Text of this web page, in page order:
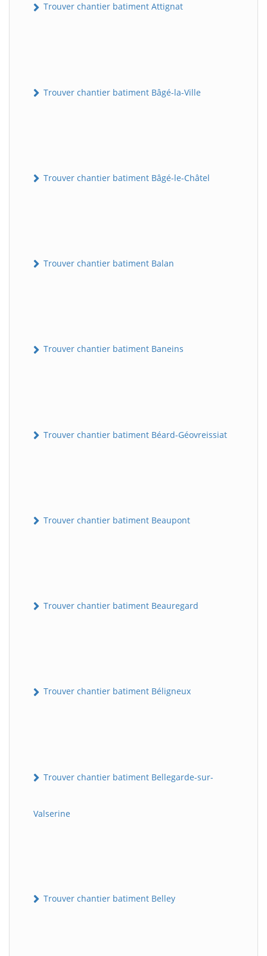
Trouver chantier batiment Attignat
Trouver chantier batiment Bâgé-la-Ville
Trouver chantier batiment Bâgé-le-Châtel
Trouver chantier batiment Balan
Trouver chantier batiment Baneins
Trouver chantier batiment Béard-Géovreissiat
Trouver chantier batiment Beaupont
Trouver chantier batiment Beauregard
Trouver chantier batiment Béligneux
Trouver chantier batiment Bellegarde-sur-
Valserine
Trouver chantier batiment Belley